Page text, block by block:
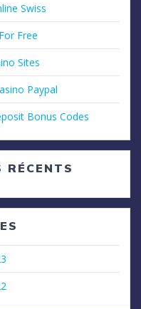
Swiss
Free
Sites
Paypal
Bonus Codes
RÉCENTS